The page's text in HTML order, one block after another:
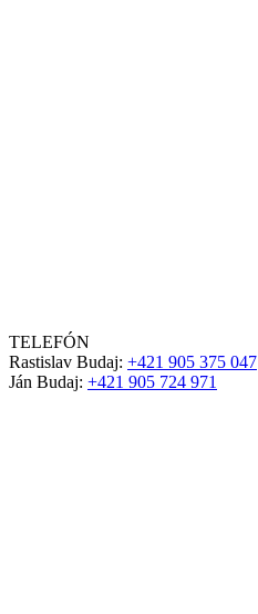
TELEFÓN
Rastislav Budaj: +421 905 375 047
Ján Budaj: +421 905 724 971